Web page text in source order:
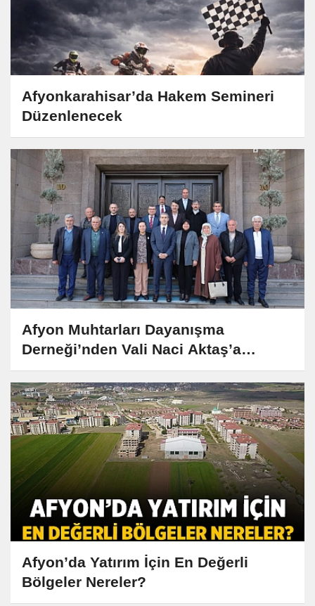
Afyonkarahisar’da Hakem Semineri
Düzenlenecek
Afyon Muhtarları Dayanışma
Derneği’nden Vali Naci Aktaş’a
Anlamlı Ziyaret
Afyon’da Yatırım İçin En Değerli
Bölgeler Nereler?